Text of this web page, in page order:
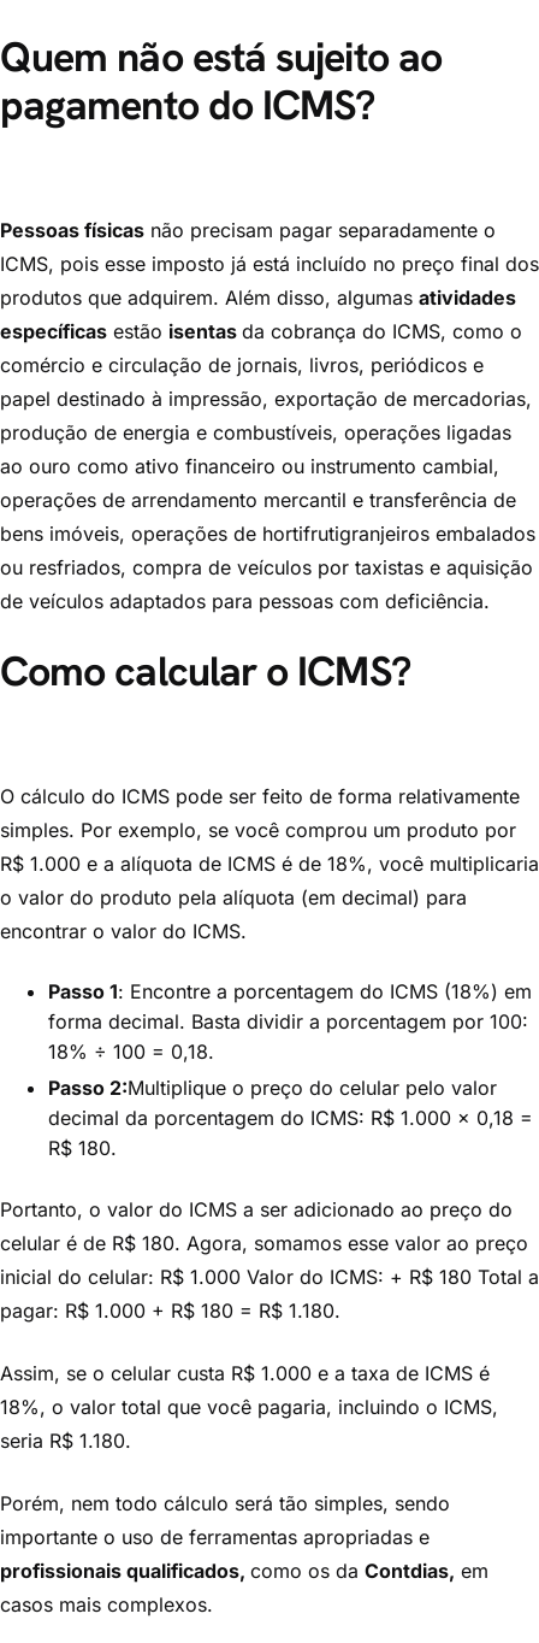
Quem não está sujeito ao
pagamento do ICMS?
Pessoas físicas não precisam pagar separadamente o
ICMS, pois esse imposto já está incluído no preço final dos
produtos que adquirem. Além disso, algumas atividades
específicas estão isentas da cobrança do ICMS, como o
comércio e circulação de jornais, livros, periódicos e
papel destinado à impressão, exportação de mercadorias,
produção de energia e combustíveis, operações ligadas
ao ouro como ativo financeiro ou instrumento cambial,
operações de arrendamento mercantil e transferência de
bens imóveis, operações de hortifrutigranjeiros embalados
ou resfriados, compra de veículos por taxistas e aquisição
de veículos adaptados para pessoas com deficiência.
Como calcular o ICMS?
O cálculo do ICMS pode ser feito de forma relativamente
simples. Por exemplo, se você comprou um produto por
R$ 1.000 e a alíquota de ICMS é de 18%, você multiplicaria
o valor do produto pela alíquota (em decimal) para
encontrar o valor do ICMS.
Passo 1: Encontre a porcentagem do ICMS (18%) em
forma decimal. Basta dividir a porcentagem por 100:
18% ÷ 100 = 0,18.
Passo 2:Multiplique o preço do celular pelo valor
decimal da porcentagem do ICMS: R$ 1.000 × 0,18 =
R$ 180.
Portanto, o valor do ICMS a ser adicionado ao preço do
celular é de R$ 180. Agora, somamos esse valor ao preço
inicial do celular: R$ 1.000 Valor do ICMS: + R$ 180 Total a
pagar: R$ 1.000 + R$ 180 = R$ 1.180.
Assim, se o celular custa R$ 1.000 e a taxa de ICMS é
18%, o valor total que você pagaria, incluindo o ICMS,
seria R$ 1.180.
Porém, nem todo cálculo será tão simples, sendo
importante o uso de ferramentas apropriadas e
profissionais qualificados, como os da Contdias, em
casos mais complexos.